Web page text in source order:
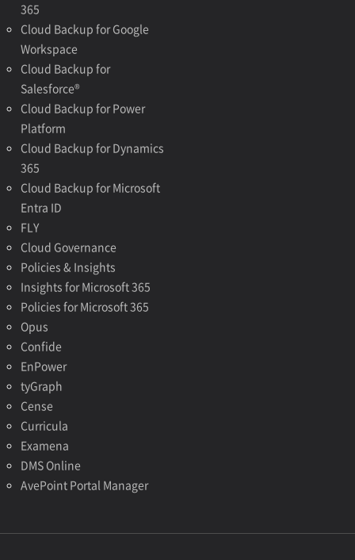
365
Cloud Backup for Google
Workspace
Cloud Backup for
Salesforce®
Cloud Backup for Power
Platform
Cloud Backup for Dynamics
365
Cloud Backup for Microsoft
Entra ID
FLY
Cloud Governance
Policies & Insights
Insights for Microsoft 365
Policies for Microsoft 365
Opus
Confide
EnPower
tyGraph
Cense
Curricula
Examena
DMS Online
AvePoint Portal Manager